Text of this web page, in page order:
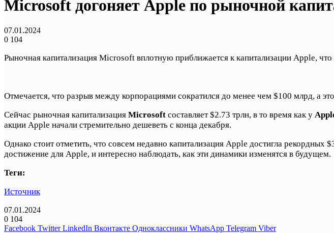
Microsoft догоняет Apple по рыночной
07.01.2024
0 104
Рыночная капитализация Microsoft вплотную приближается к капитализации Apple,
Отмечается, что разрыв между корпорациями сократился до менее чем $100 млрд, а
Сейчас рыночная капитализация Microsoft составляет $2.73 трлн, в то время как у
акции Apple начали стремительно дешеветь с конца декабря.
Однако стоит отметить, что совсем недавно капитализация Apple достигла рекордных
достижение для Apple, и интересно наблюдать, как эти динамики изменятся в будущем.
Теги:
Источник
07.01.2024
0 104
Facebook Twitter LinkedIn Вконтакте Одноклассники WhatsApp Telegram Viber